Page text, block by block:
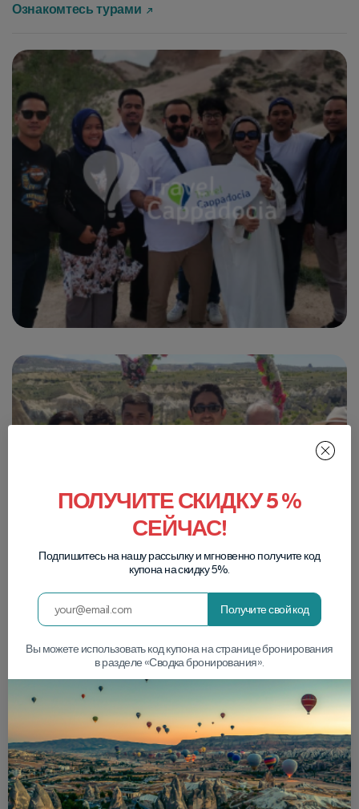
Ознакомтесь турами
ПОЛУЧИТЕ СКИДКУ 5 %
СЕЙЧАС!
Подпишитесь на нашу рассылку и мгновенно получите код
купона на скидку 5%.
Получите свой код
Вы можете использовать код купона на странице бронирования
в разделе «Сводка бронирования».